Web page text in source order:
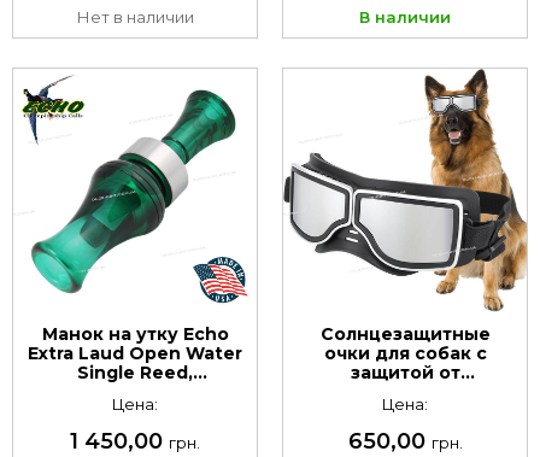
Нет в наличии
В наличии
Манок на утку Echo
Extra Laud Open Water
Single Reed,
Материал:
поликарбонат. Цвет:
зелёный
Цена:
1 450,00 грн.
Солнцезащитные
очки для собак с
защитой от
водонепроницаемые,
ветрозащитные,
защита глаз
Цена:
650,00 грн.